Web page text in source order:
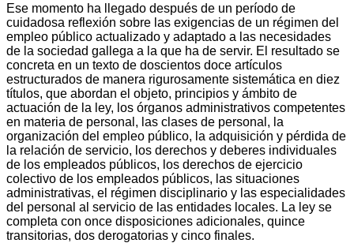
Ese momento ha llegado después de un período de
cuidadosa reflexión sobre las exigencias de un régimen del
empleo público actualizado y adaptado a las necesidades
de la sociedad gallega a la que ha de servir. El resultado se
concreta en un texto de doscientos doce artículos
estructurados de manera rigurosamente sistemática en diez
títulos, que abordan el objeto, principios y ámbito de
actuación de la ley, los órganos administrativos competentes
en materia de personal, las clases de personal, la
organización del empleo público, la adquisición y pérdida de
la relación de servicio, los derechos y deberes individuales
de los empleados públicos, los derechos de ejercicio
colectivo de los empleados públicos, las situaciones
administrativas, el régimen disciplinario y las especialidades
del personal al servicio de las entidades locales. La ley se
completa con once disposiciones adicionales, quince
transitorias, dos derogatorias y cinco finales.